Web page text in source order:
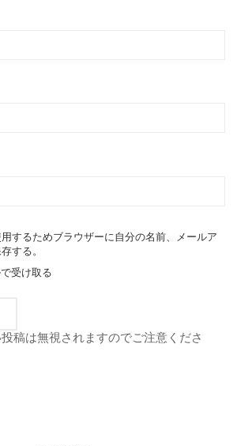
するためブラウザーに自分の名前、メールア
する。
受け取る
稿は無視されますのでご注意くださ